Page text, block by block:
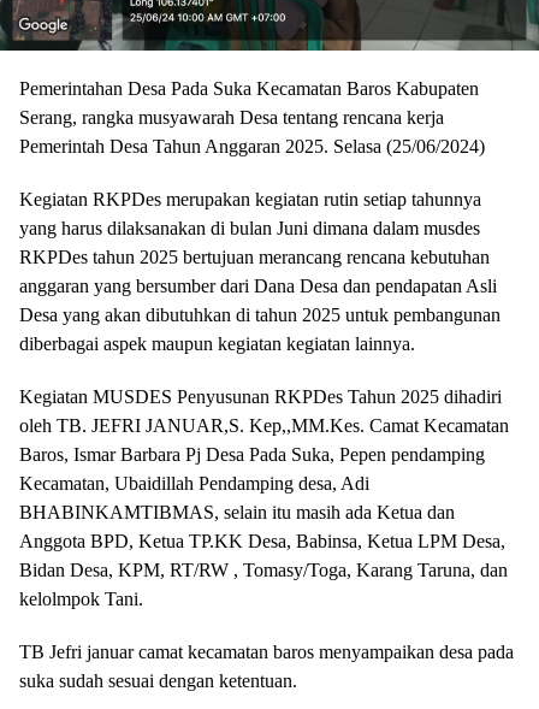
Pemerintahan Desa Pada Suka Kecamatan Baros Kabupaten
Serang, rangka musyawarah Desa tentang rencana kerja
Pemerintah Desa Tahun Anggaran 2025. Selasa (25/06/2024)
Kegiatan RKPDes merupakan kegiatan rutin setiap tahunnya
yang harus dilaksanakan di bulan Juni dimana dalam musdes
RKPDes tahun 2025 bertujuan merancang rencana kebutuhan
anggaran yang bersumber dari Dana Desa dan pendapatan Asli
Desa yang akan dibutuhkan di tahun 2025 untuk pembangunan
diberbagai aspek maupun kegiatan kegiatan lainnya.
Kegiatan MUSDES Penyusunan RKPDes Tahun 2025 dihadiri
oleh TB. JEFRI JANUAR,S. Kep,,MM.Kes. Camat Kecamatan
Baros, Ismar Barbara Pj Desa Pada Suka, Pepen pendamping
Kecamatan, Ubaidillah Pendamping desa, Adi
BHABINKAMTIBMAS, selain itu masih ada Ketua dan
Anggota BPD, Ketua TP.KK Desa, Babinsa, Ketua LPM Desa,
Bidan Desa, KPM, RT/RW , Tomasy/Toga, Karang Taruna, dan
kelolmpok Tani.
TB Jefri januar camat kecamatan baros menyampaikan desa pada
suka sudah sesuai dengan ketentuan.